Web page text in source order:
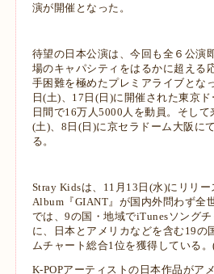
演が開催となった。
待望の日本公演は、今回も全６公演
場のキャパシティをはるかに超える
手困難を極めたプレミアライブとな
日(土)、17日(日)に開催された東京
日間で16万人5000人を動員。そし
(土)、8日(日)に京セラドーム大阪に
る。
Stray Kidsは、11月13日(水)にリリー
Album『GIANT』が国内外問わず全
では、9の国・地域でiTunesソング
に、日本とアメリカなどを含む19の
ムチャート総合1位を獲得している
K-POPアーティストの日本作品がア